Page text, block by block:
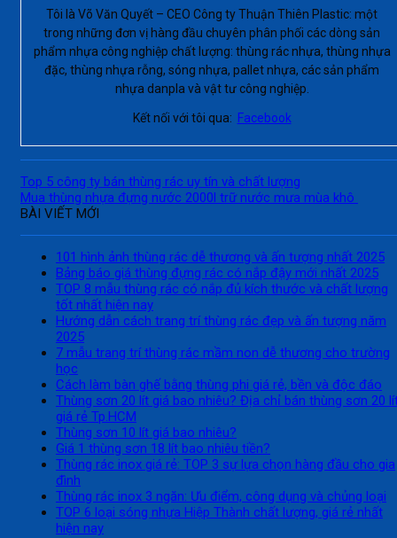
Tôi là Võ Văn Quyết – CEO Công ty Thuận Thiên Plastic: một
trong những đơn vị hàng đầu chuyên phân phối các dòng sản
phẩm nhựa công nghiệp chất lượng: thùng rác nhựa, thùng nhựa
đặc, thùng nhựa rỗng, sóng nhựa, pallet nhựa, các sản phẩm
nhựa danpla và vật tư công nghiệp.
Kết nối với tôi qua: Facebook
Top 5 công ty bán thùng rác uy tín và chất lượng
Mua thùng nhựa đựng nước 2000l trữ nước mưa mùa khô
BÀI VIẾT MỚI
101 hình ảnh thùng rác dễ thương và ấn tượng nhất 2025
Bảng báo giá thùng đựng rác có nắp đậy mới nhất 2025
TOP 8 mẫu thùng rác có nắp đủ kích thước và chất lượng
tốt nhất hiện nay
Hướng dẫn cách trang trí thùng rác đẹp và ấn tượng năm
2025
7 mẫu trang trí thùng rác mầm non dễ thương cho trường
học
Cách làm bàn ghế bằng thùng phi giá rẻ, bền và độc đáo
Thùng sơn 20 lít giá bao nhiêu? Địa chỉ bán thùng sơn 20
giá rẻ Tp.HCM
Thùng sơn 10 lít giá bao nhiêu?
Giá 1 thùng sơn 18 lít bao nhiêu tiền?
Thùng rác inox giá rẻ: TOP 3 sự lựa chọn hàng đầu cho gia
đình
Thùng rác inox 3 ngăn: Ưu điểm, công dụng và chủng loại
TOP 6 loại sóng nhựa Hiệp Thành chất lượng, giá rẻ nhất
hiện nay